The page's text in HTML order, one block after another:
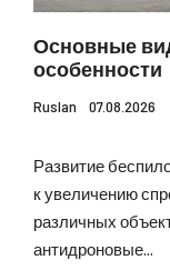
Основные
особенности
Ruslan 07.08.2026
Развитие
к увеличению
различных
антидроновые...